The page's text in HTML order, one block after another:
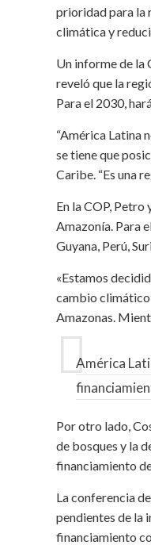
prioridad para la
climática y
Un informe de la
reveló que la
Para el 2030,
“América Latina
se tiene que
Caribe. “Es una
En la COP,
Amazonía. Para
Guyana, Perú,
«Estamos
cambio
Amazonas.
América
Por otro lado,
de bosques y la
financiamiento
La conferencia
pendientes de la
financiamiento